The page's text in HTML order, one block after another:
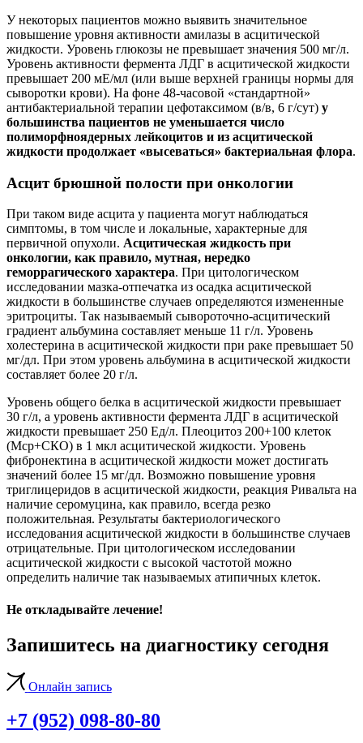
У некоторых пациентов можно выявить значительное
повышение уровня активности амилазы в асцитической
жидкости. Уровень глюкозы не превышает значения 500 мг/л.
Уровень активности фермента ЛДГ в асцитической жидкости
превышает 200 мЕ/мл (или выше верхней границы нормы для
сыворотки крови). На фоне 48-часовой «стандартной»
антибактериальной терапии цефотаксимом (в/в, 6 г/сут) у
большинства пациентов не уменьшается число
полиморфноядерных лейкоцитов и из асцитической
жидкости продолжает «высеваться» бактериальная флора.
Асцит брюшной полости при онкологии
При таком виде асцита у пациента могут наблюдаться
симптомы, в том числе и локальные, характерные для
первичной опухоли. Асцитическая жидкость при
онкологии, как правило, мутная, нередко
геморрагического характера. При цитологическом
исследовании мазка-отпечатка из осадка асцитической
жидкости в большинстве случаев определяются измененные
эритроциты. Так называемый сывороточно-асцитический
градиент альбумина составляет меньше 11 г/л. Уровень
холестерина в асцитической жидкости при раке превышает 50
мг/дл. При этом уровень альбумина в асцитической жидкости
составляет более 20 г/л.
Уровень общего белка в асцитической жидкости превышает
30 г/л, а уровень активности фермента ЛДГ в асцитической
жидкости превышает 250 Ед/л. Плеоцитоз 200+100 клеток
(Мср+СКО) в 1 мкл асцитической жидкости. Уровень
фибронектина в асцитической жидкости может достигать
значений более 15 мг/дл. Возможно повышение уровня
триглицеридов в асцитической жидкости, реакция Ривальта на
наличие серомуцина, как правило, всегда резко
положительная. Результаты бактериологического
исследования асцитической жидкости в большинстве случаев
отрицательные. При цитологическом исследовании
асцитической жидкости с высокой частотой можно
определить наличие так называемых атипичных клеток.
Не откладывайте лечение!
Запишитесь на диагностику сегодня
Онлайн запись
+7 (952) 098-80-80